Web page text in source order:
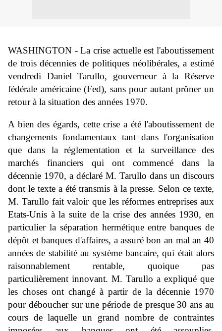
WASHINGTON - La crise actuelle est l'aboutissement
de trois décennies de politiques néolibérales, a estimé
vendredi Daniel Tarullo, gouverneur à la Réserve
fédérale américaine (Fed), sans pour autant prôner un
retour à la situation des années 1970.
A bien des égards, cette crise a été l'aboutissement de
changements fondamentaux tant dans l'organisation
que dans la réglementation et la surveillance des
marchés financiers qui ont commencé dans la
décennie 1970, a déclaré M. Tarullo dans un discours
dont le texte a été transmis à la presse. Selon ce texte,
M. Tarullo fait valoir que les réformes entreprises aux
Etats-Unis à la suite de la crise des années 1930, en
particulier la séparation hermétique entre banques de
dépôt et banques d'affaires, a assuré bon an mal an 40
années de stabilité au système bancaire, qui était alors
raisonnablement rentable, quoique pas
particulièrement innovant. M. Tarullo a expliqué que
les choses ont changé à partir de la décennie 1970
pour déboucher sur une période de presque 30 ans au
cours de laquelle un grand nombre de contraintes